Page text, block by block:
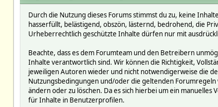
Durch die Nutzung dieses Forums stimmst du zu, keine
hasserfüllt, belästigend, obszön, lästernd, bedrohend, die
Urheberrechtlich geschützte Inhalte dürfen nur mit
Beachte, dass es dem Forumteam und den Betreibern
Inhalte verantwortlich sind. Wir können die Richtigkeit,
jeweiligen Autoren wieder und nicht notwendigerweise die
Nutzungsbedingungen und/oder die geltenden
ändern oder zu löschen. Da es sich hierbei um ein
für Inhalte in Benutzerprofilen.